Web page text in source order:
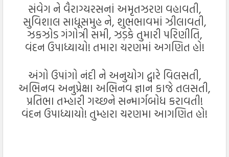
સંવેગ ને વૈરાગ્યરસનાં અમૃતઝરણ વહાવતી,
સુવિશાલ સાધૂસમુહ ને, શુભભાવમાં ઝીલાવતી,
ઝકઝોડ ગંગોત્રી સમી, ઝડ઼કે તુમારી પરિણીતિ,
વંદન ઉપાધ્યાયો! તમારા ચરણમાં અગણિત હો!
અંગો ઉપાંગો નંદી ને અનુયોગ દ્વારે વિલસતી,
અભિનવ અનુપ્રેક્ષા અભિનવ જ્ઞાન કાજે તલસતી,
પ્રતિભા તમ્હારી ગચ્છને સન્માર્ગબોધ કરાવતી!
વંદન ઉપાધ્યાયો! તુમ્હારા ચરણમા આગણિત હો!